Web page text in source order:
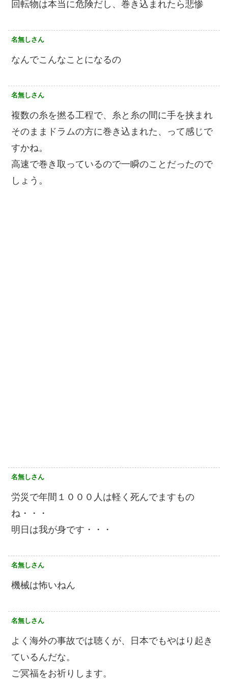
回転物は本当に危険だし、巻き込まれたら悲惨
名無しさん
なんでこんなことになるの
名無しさん
複数の糸を撚る工程で、糸と糸の間に手を挟まれ
そのままドラムの方に巻き込まれた、って感じで
すかね。
高速で巻き取っているので一瞬のことだったので
しょう。
名無しさん
労災で年間１０００人は軽く死んでますもの
ね・・・
明日は我が身です・・・
名無しさん
機械は怖いねん
名無しさん
よく海外の事故では聴くが、日本でもやはり起き
ているんだな。
ご冥福をお祈りします。